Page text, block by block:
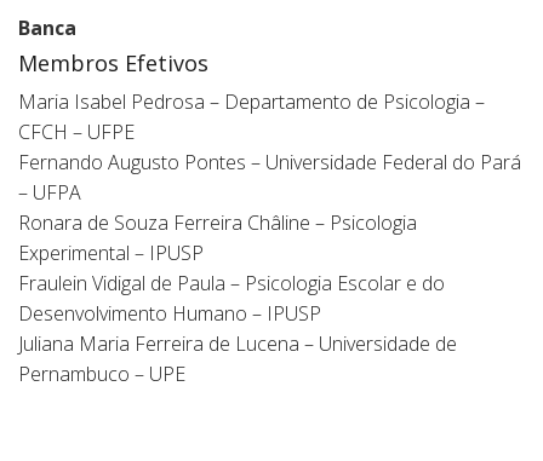
Banca
Membros Efetivos
Maria Isabel Pedrosa – Departamento de Psicologia –
CFCH – UFPE
Fernando Augusto Pontes – Universidade Federal do Pará
– UFPA
Ronara de Souza Ferreira Châline – Psicologia
Experimental – IPUSP
Fraulein Vidigal de Paula – Psicologia Escolar e do
Desenvolvimento Humano – IPUSP
Juliana Maria Ferreira de Lucena – Universidade de
Pernambuco – UPE